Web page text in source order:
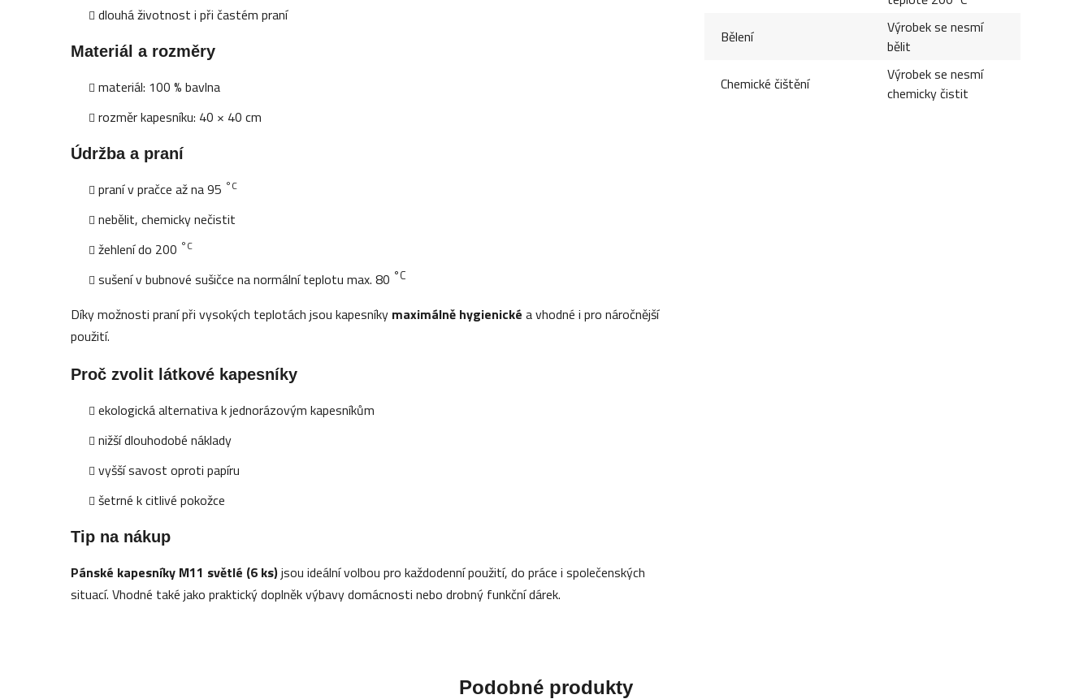
dlouhá životnost i při častém praní
Materiál a rozměry
materiál: 100 % bavlna
rozměr kapesníku: 40 × 40 cm
Údržba a praní
praní v pračce až na 95 °C
nebělit, chemicky nečistit
žehlení do 200 °C
sušení v bubnové sušičce na normální teplotu max. 80 °C
Díky možnosti praní při vysokých teplotách jsou kapesníky maximálně hygienické a vhodné i pro náročnější
použití.
Proč zvolit látkové kapesníky
ekologická alternativa k jednorázovým kapesníkům
nižší dlouhodobé náklady
vyšší savost oproti papíru
šetrné k citlivé pokožce
Tip na nákup
Pánské kapesníky M11 světlé (6 ks)jsou ideální volbou pro každodenní použití, do práce i společenských
situací. Vhodné také jako praktický doplněk výbavy domácnosti nebo drobný funkční dárek.
Bělení
Výrobek se nesmí
bělit
Chemické čištění
Výrobek se nesmí
chemicky čistit
Podobné produkty